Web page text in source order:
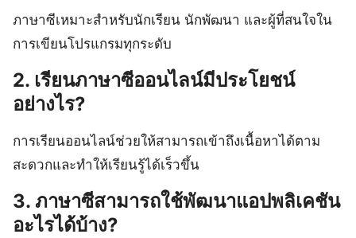
ภาษาซีเหมาะสำหรับนักเรียน นักพัฒนา และผู้ที่สนใจใน
การเขียนโปรแกรมทุกระดับ
2. เรียนภาษาซีออนไลน์มีประโยชน์
อย่างไร?
การเรียนออนไลน์ช่วยให้สามารถเข้าถึงเนื้อหาได้ตาม
สะดวกและทำให้เรียนรู้ได้เร็วขึ้น
3. ภาษาซีสามารถใช้พัฒนาแอปพลิเคชัน
อะไรได้บ้าง?